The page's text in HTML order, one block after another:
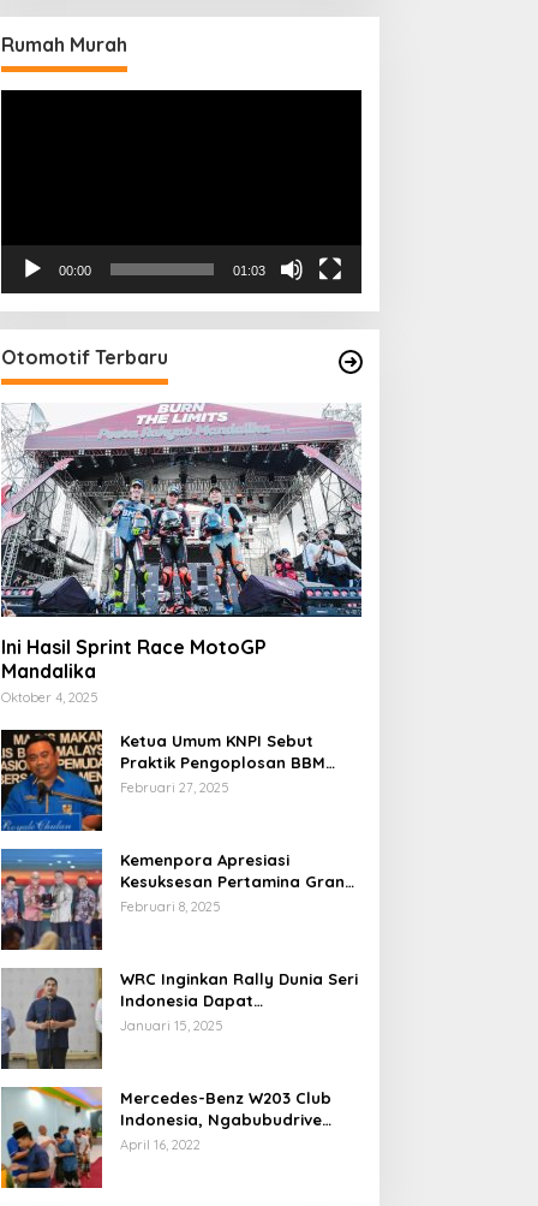
Rumah Murah
00:00 01:03
Otomotif Terbaru
Ini Hasil Sprint Race MotoGP
Mandalika
Oktober 4, 2025
Ketua Umum KNPI Sebut
Praktik Pengoplosan BBM
Cederai Kepercayaan
Februari 27, 2025
Kemenpora Apresiasi
Kesuksesan Pertamina Grand
Prix of Indonesia 2024
Februari 8, 2025
WRC Inginkan Rally Dunia Seri
Indonesia Dapat
Terselenggara 2026
Januari 15, 2025
Mercedes-Benz W203 Club
Indonesia, Ngabubudrive
Ramadhan 2022
April 16, 2022